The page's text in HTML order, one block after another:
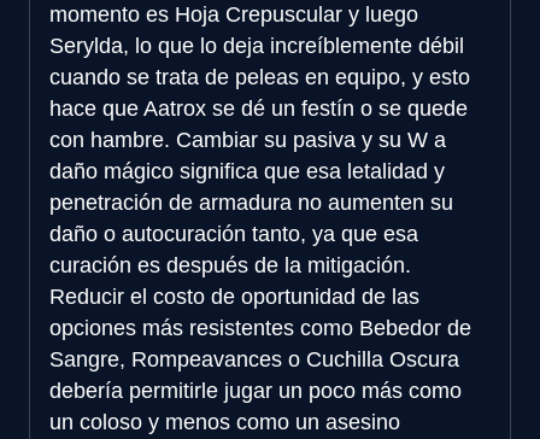
momento es Hoja Crepuscular y luego
Serylda, lo que lo deja increíblemente débil
cuando se trata de peleas en equipo, y esto
hace que Aatrox se dé un festín o se quede
con hambre. Cambiar su pasiva y su W a
daño mágico significa que esa letalidad y
penetración de armadura no aumenten su
daño o autocuración tanto, ya que esa
curación es después de la mitigación.
Reducir el costo de oportunidad de las
opciones más resistentes como Bebedor de
Sangre, Rompeavances o Cuchilla Oscura
debería permitirle jugar un poco más como
un coloso y menos como un asesino